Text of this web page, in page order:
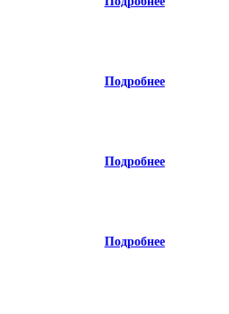
Подробнее
Подробнее
Подробнее